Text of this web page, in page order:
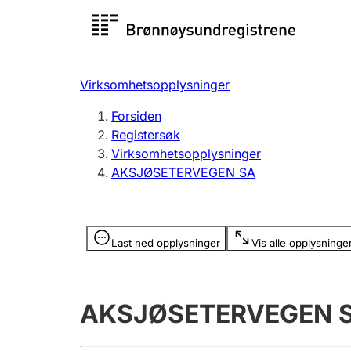
Registersøk
Registrere, endre, slette
Virksomhetsopplysninger
Forsiden
Registersøk
Virksomhetsopplysninger
AKSJØSETERVEGEN SA
Last ned opplysninger Vis alle
Opplysninger er skjult
AKSJØSETERVEGEN